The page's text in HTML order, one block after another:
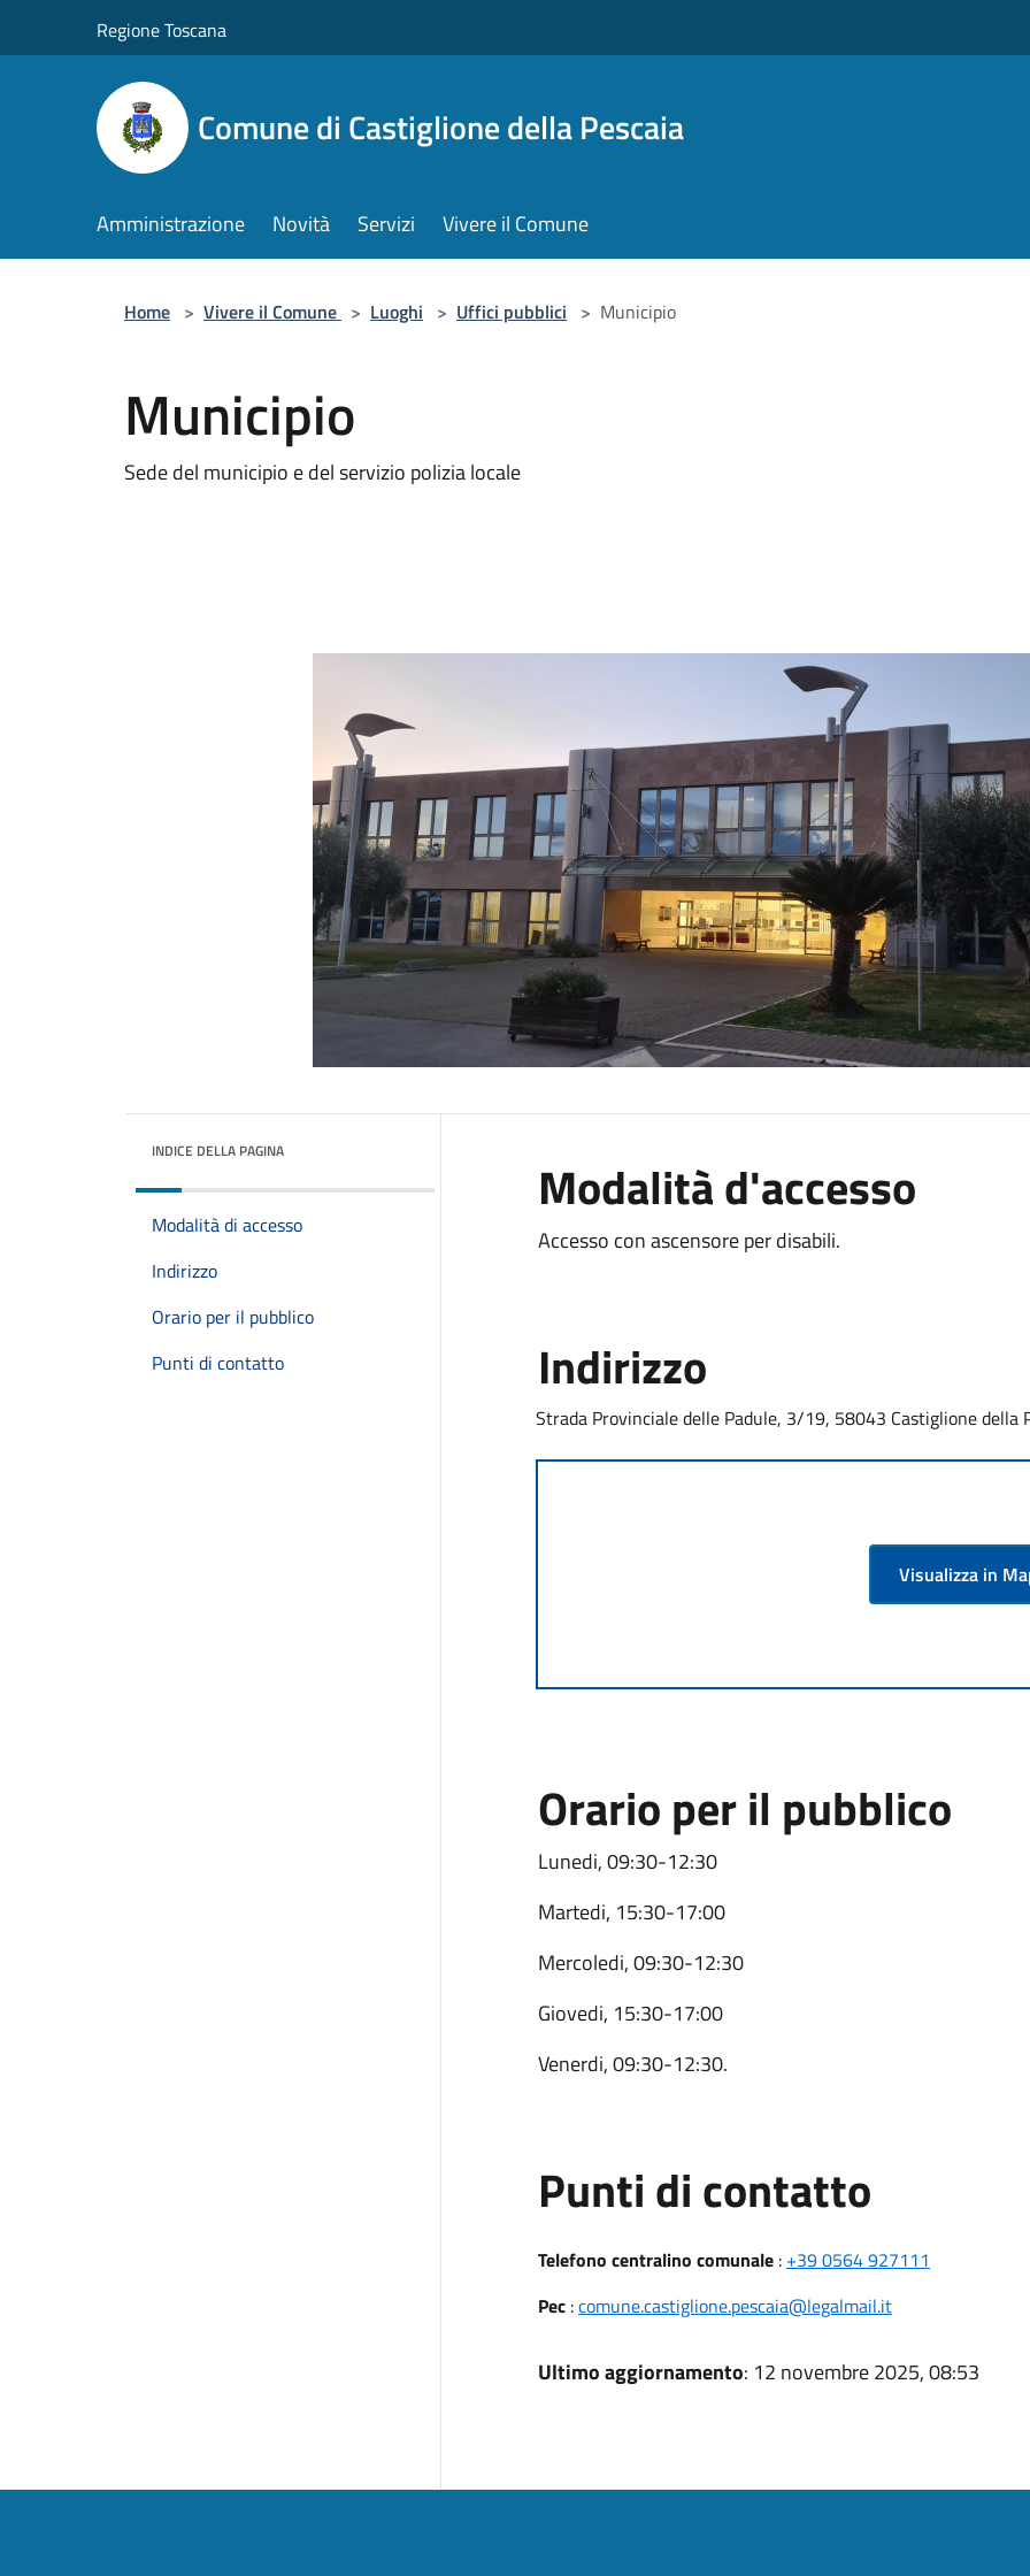
Regione Toscana
Comune di Castiglione della Pescaia
Amministrazione Novità Servizi Vivere il Comune
Home > Vivere il Comune > Luoghi > Uffici pubblici > Municipio
Municipio
Sede del municipio e del servizio polizia locale
INDICE DELLA PAGINA
Modalità di accesso
Indirizzo
Orario per il pubblico
Punti di contatto
Modalità d'accesso
Accesso con ascensore per disabili.
Indirizzo
Strada Provinciale delle Padule, 3/19, 58043 Castiglione della
Visualizza in
Orario per il pubblico
Lunedi, 09:30-12:30
Martedi, 15:30-17:00
Mercoledi, 09:30-12:30
Giovedi, 15:30-17:00
Venerdi, 09:30-12:30.
Punti di contatto
Telefono centralino comunale: +39 0564 927111
Pec:comune.castiglione.pescaia@legalmail.it
Ultimo aggiornamento: 12 novembre 2025, 08:53